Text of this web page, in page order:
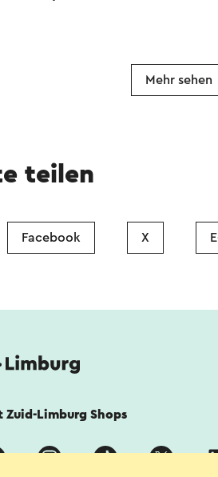
Mehr sehen
teilen
Facebook X
Zuid-Limburg Shops